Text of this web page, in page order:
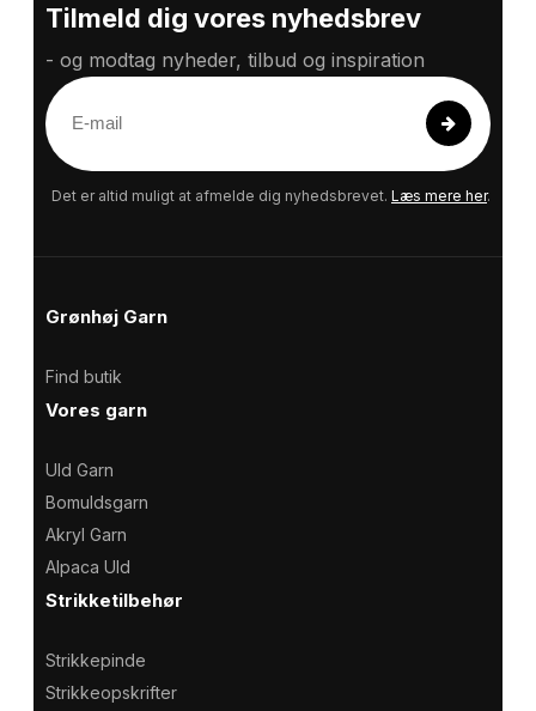
Tilmeld dig vores nyhedsbrev
- og modtag nyheder, tilbud og inspiration
E
m
a
Det er altid muligt at afmelde dig nyhedsbrevet. Læs mere her.
Grønhøj Garn
Find butik
Vores garn
Uld Garn
Bomuldsgarn
Akryl Garn
Alpaca Uld
Strikketilbehør
Strikkepinde
Strikkeopskrifter